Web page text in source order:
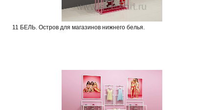
11 БЕЛЬ. Остров для магазинов нижнего белья.